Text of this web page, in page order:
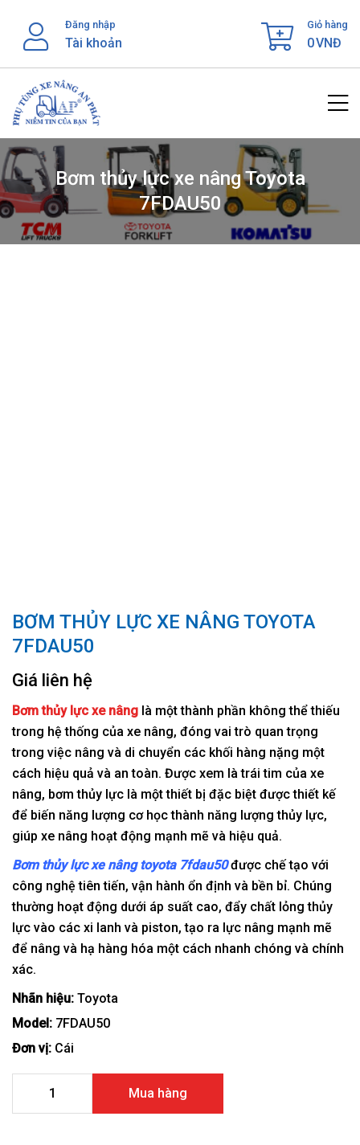
content
Đăng nhập
Tài khoản
Giỏ hàng
0VNĐ
Bơm thủy lực xe nâng Toyota
7FDAU50
BƠM THỦY LỰC XE NÂNG TOYOTA
7FDAU50
Giá liên hệ
Bơm thủy lực xe nâng là một thành phần không thể thiếu
trong hệ thống của xe nâng, đóng vai trò quan trọng
trong việc nâng và di chuyển các khối hàng nặng một
cách hiệu quả và an toàn. Được xem là trái tim của xe
nâng, bơm thủy lực là một thiết bị đặc biệt được thiết kế
để biến năng lượng cơ học thành năng lượng thủy lực,
giúp xe nâng hoạt động mạnh mẽ và hiệu quả.
Bơm thủy lực xe nâng toyota 7fdau50 được chế tạo với
công nghệ tiên tiến, vận hành ổn định và bền bỉ. Chúng
thường hoạt động dưới áp suất cao, đẩy chất lỏng thủy
lực vào các xi lanh và piston, tạo ra lực nâng mạnh mẽ
để nâng và hạ hàng hóa một cách nhanh chóng và chính
xác.
Nhãn hiệu: Toyota
Model: 7FDAU50
Đơn vị: Cái
Mua hàng